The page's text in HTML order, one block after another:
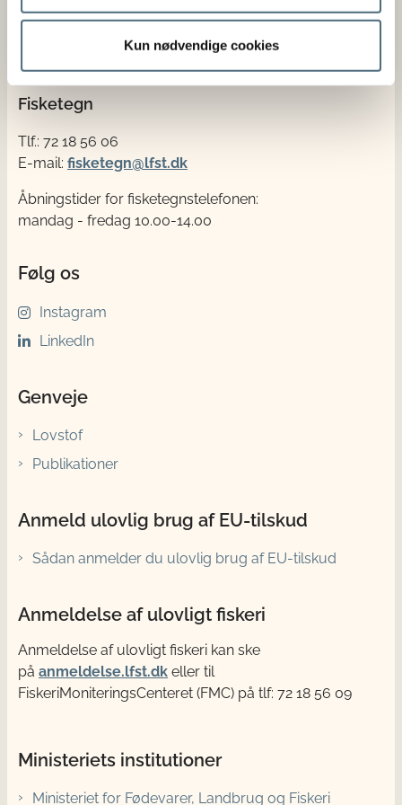
Kun nødvendige cookies
EAN nr. 5798000986008
Bankoplysninger
Fisketegn
Tlf.: 72 18 56 06
E-mail: fisketegn@lfst.dk
Åbningstider for fisketegnstelefonen:
mandag - fredag 10.00-14.00
Følg os
Instagram
LinkedIn
Genveje
Lovstof
Publikationer
Anmeld ulovlig brug af EU-tilskud
Sådan anmelder du ulovlig brug af EU-tilskud
Anmeldelse af ulovligt fiskeri
Anmeldelse af ulovligt fiskeri kan ske
på anmeldelse.lfst.dk eller til
FiskeriMoniteringsCenteret (FMC) på tlf: 72 18 56 09
Ministeriets institutioner
Ministeriet for Fødevarer, Landbrug og Fiskeri